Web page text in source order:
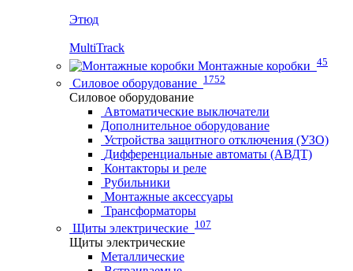
Этюд
MultiTrack
Монтажные коробки 45
Силовое оборудование 1752
Силовое оборудование
Автоматические выключатели
Дополнительное оборудование
Устройства защитного отключения (УЗО)
Дифференциальные автоматы (АВДТ)
Контакторы и реле
Рубильники
Монтажные аксессуары
Трансформаторы
Щиты электрические 107
Щиты электрические
Металлические